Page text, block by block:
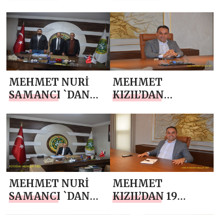
MESAJI
MESAJI
MEHMET NURİ
SAMANCI `DAN
TEŞKİLATI’NIN
187. KURULUŞ YIL
DÖNÜMÜ MESAJI
MEHMET
KIZIL’DAN
BAYRAMI MESAJI
MEHMET NURİ
SAMANCI `DAN
MEHMET
KIZIL’DAN 19